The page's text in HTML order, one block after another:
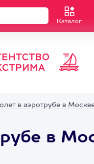
Каталог
в аэротрубе в
в